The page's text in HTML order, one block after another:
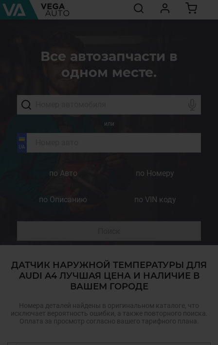
Все автозапчасти в
одном месте.
или
по Авто по Номеру
по Описанию по VIN коду
ДАТЧИК НАРУЖНОЙ ТЕМПЕРАТУРЫ ДЛЯ
AUDI A4 ЛУЧШАЯ ЦЕНА И НАЛИЧИЕ В
ВАШЕМ ГОРОДЕ
Номера деталей найдены в оригинальном каталоге, что
исключает вероятность ошибки, а также повторного поиска.
Оплата за просмотр согласно вашего тарифного плана.